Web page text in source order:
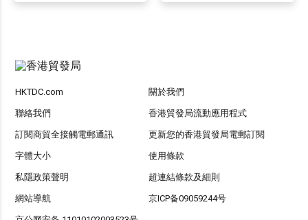
HKTDC.com 關於我們
聯絡我們 香港貿發局流動應用程式
訂閱商貿全接觸電郵通訊 更新您的香港貿發局電郵訂閱
字體大小 使用條款
私隱政策聲明 超連結條款及細則
網站導航 京ICP备09059244号